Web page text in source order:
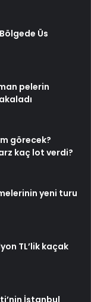
Üs
pelerin
görecek?
kaç lot verdi?
yeni turu
TL’lik kaçak
İstanbul